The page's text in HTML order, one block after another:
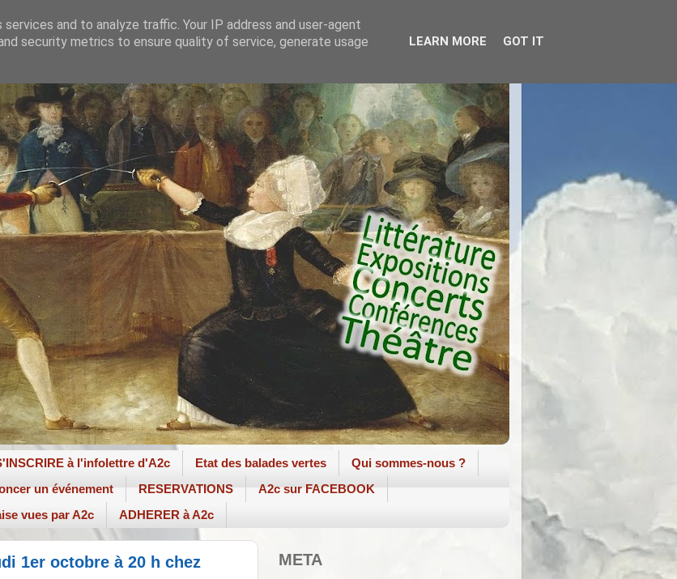
à l'infolettre d'A2c Etat des balades vertes
Qui sommes-nous ?
un événement RESERVATIONS
A2c sur FACEBOOK
vues par A2c
ADHERER à A2c
1er octobre à 20 h chez
META
and to analyze traffic. Your IP address and user-agent
security metrics to ensure quality of service, generate usage
LEARN MORE GOT IT